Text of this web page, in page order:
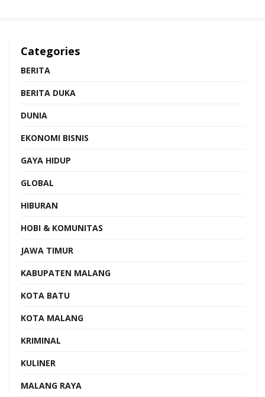
Categories
BERITA
BERITA DUKA
DUNIA
EKONOMI BISNIS
GAYA HIDUP
GLOBAL
HIBURAN
HOBI & KOMUNITAS
JAWA TIMUR
KABUPATEN MALANG
KOTA BATU
KOTA MALANG
KRIMINAL
KULINER
MALANG RAYA